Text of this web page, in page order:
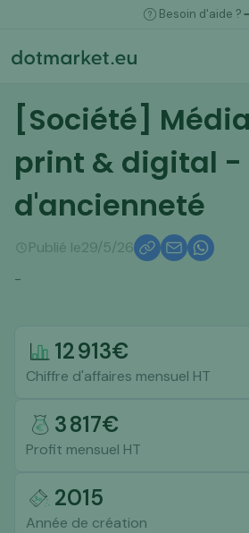
Besoin d'aide ?
[Société]
print & digital -
d'ancienneté
Publié le29/5/26
-
12 913€
Chiffre d'affaires mensuel HT
3 817€
Profit mensuel HT
2015
Année de création